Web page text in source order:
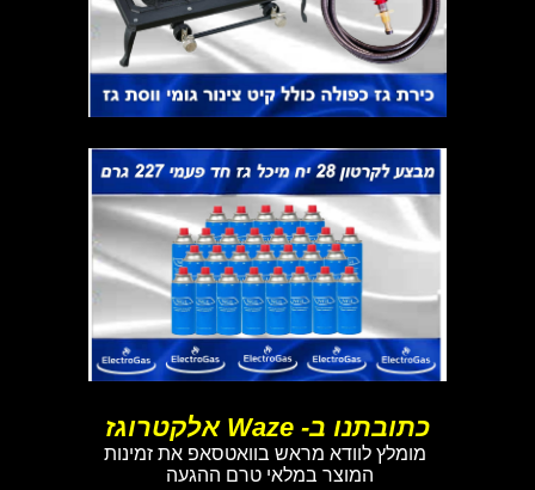
כתובתנו ב- Waze אלקטרוגז
מומלץ לוודא מראש בוואטסאפ את זמינות
המוצר במלאי טרם ההגעה